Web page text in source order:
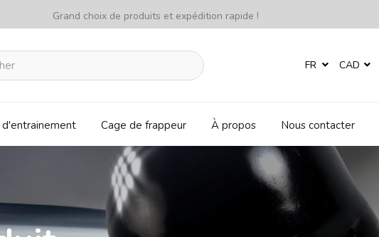
Grand choix de produits et expédition rapide !
FR CAD
Cage de frappeur À propos Nous contacter